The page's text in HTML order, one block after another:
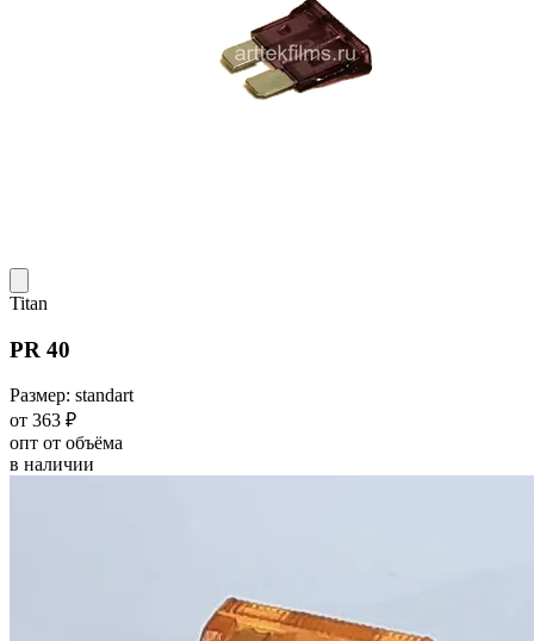
Titan
PR 40
Размер: standart
от 363 ₽
опт от объёма
в наличии